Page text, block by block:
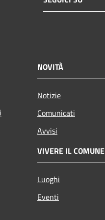
NOVITÀ
Notizie
Comunicati
Avvisi
VIVERE IL COMUNE
Luoghi
Eventi